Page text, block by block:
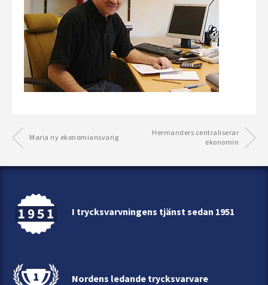
Maria ny ekonomiansvarig
Hermanders centraliserar
ekonomin
I trycksvarvningens tjänst sedan 1951
Nordens ledande trycksvarvare